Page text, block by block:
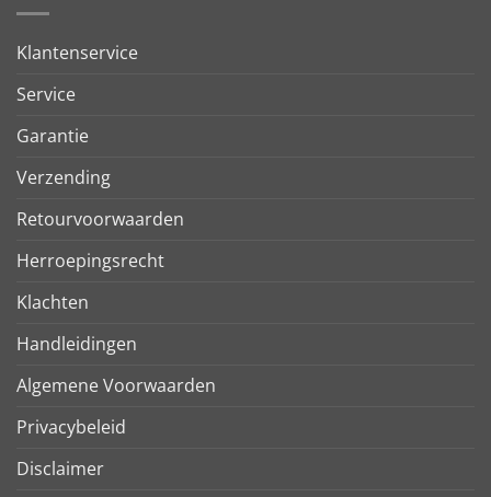
Klantenservice
Service
Garantie
Verzending
Retourvoorwaarden
Herroepingsrecht
Klachten
Handleidingen
Algemene Voorwaarden
Privacybeleid
Disclaimer